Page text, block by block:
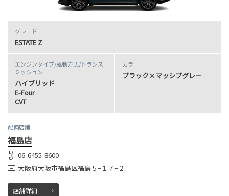
グレード
ESTATE Z
エンジンタイプ/駆動方式/トランス
ミッション
ハイブリッド
E-Four
CVT
カラー
ブラック×マッシブグレー
配備店舗
福島店
06-6455-8600
大阪府大阪市福島区福島５−１７−２
店舗詳細